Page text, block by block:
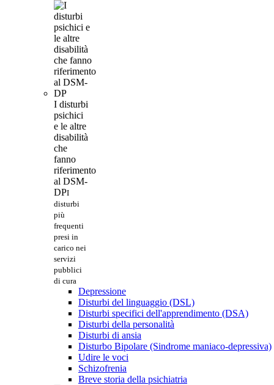
I disturbi
psichici
e le altre
disabilità
che
fanno
riferimento
al DSM-
DPI
disturbi
più
frequenti
presi in
carico nei
servizi
pubblici
di cura
Depressione
Disturbi del linguaggio (DSL)
Disturbi specifici dell'apprendimento (DSA)
Disturbi della personalità
Disturbi di ansia
Disturbo Bipolare (Sindrome maniaco-depressiva)
Udire le voci
Schizofrenia
Breve storia della psichiatria